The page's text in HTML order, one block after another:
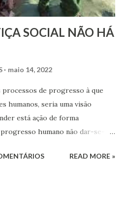
SOCIAL NÃO HÁ
maio 14, 2022
de progresso à que
humanos, seria uma visão
está ação de forma
humano não dar-se-á
espiritual que atua na Terra.
READ MORE »